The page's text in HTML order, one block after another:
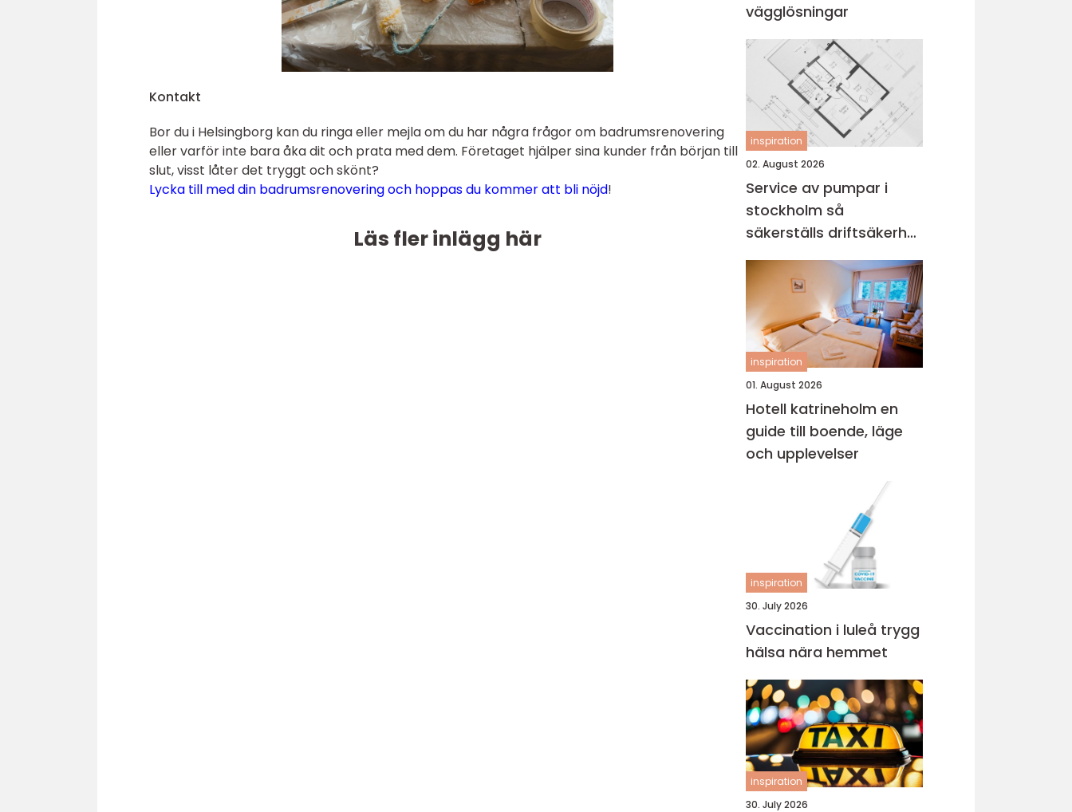
Kontakt
Bor du i Helsingborg kan du ringa eller mejla om du har några frågor om badrumsrenovering
eller varför inte bara åka dit och prata med dem. Företaget hjälper sina kunder från början till
slut, visst låter det tryggt och skönt?
Lycka till med din badrumsrenovering och hoppas du kommer att bli nöjd!
Läs fler inlägg här
vägglösningar
inspiration
02. August 2026
Service av pumpar i
stockholm så
säkerställs driftsäkerhet
och ekonomi
inspiration
01. August 2026
Hotell katrineholm en
guide till boende, läge
och upplevelser
inspiration
30. July 2026
Vaccination i luleå trygg
hälsa nära hemmet
inspiration
30. July 2026